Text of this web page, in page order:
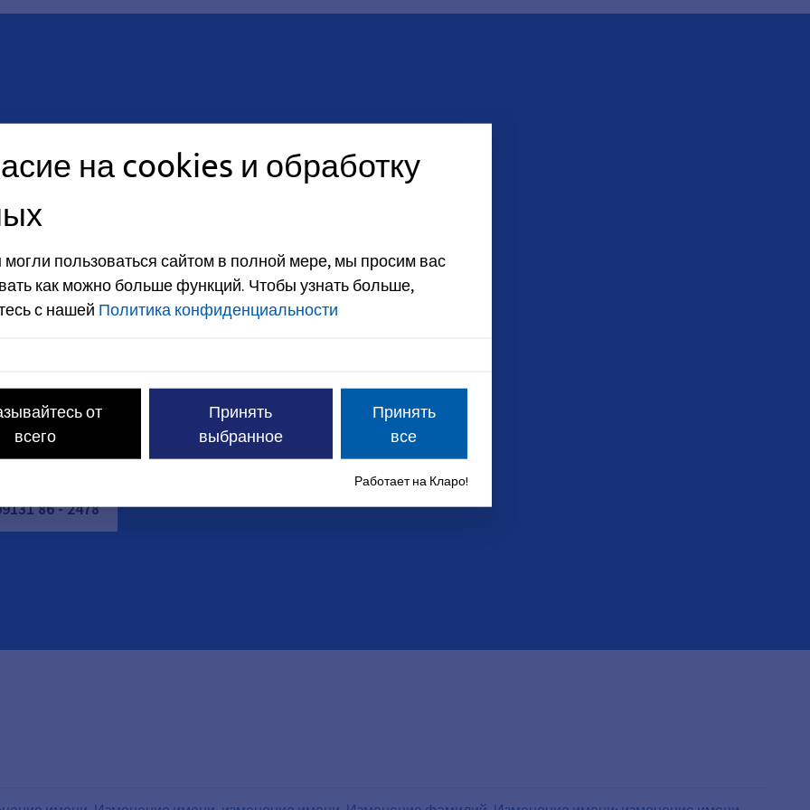
записи.
86-2478
на cookies и обработку
пользоваться сайтом в полной мере, мы просим вас
как можно больше функций. Чтобы узнать больше,
с нашей Политика конфиденциальности
от
всего
Принять
выбранное
Принять
все
Работает на Кларо!